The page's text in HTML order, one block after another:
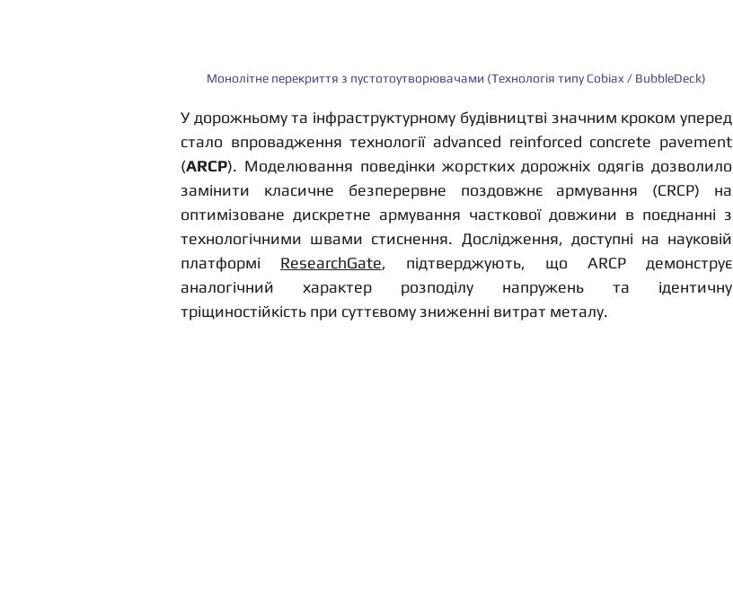
Монолітне перекриття з пустотоутворювачами (Технологія типу Cobiax / BubbleDeck)
У дорожньому та інфраструктурному будівництві значним кроком уперед
стало впровадження технології advanced reinforced concrete pavement
(ARCP). Моделювання поведінки жорстких дорожніх одягів дозволило
замінити класичне безперервне поздовжнє армування (CRCP) на
оптимізоване дискретне армування часткової довжини в поєднанні з
технологічними швами стиснення. Дослідження, доступні на науковій
платформі ResearchGate, підтверджують, що ARCP демонструє
аналогічний характер розподілу напружень та ідентичну
тріщиностійкість при суттєвому зниженні витрат металу.